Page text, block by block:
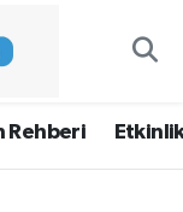
Rehberi